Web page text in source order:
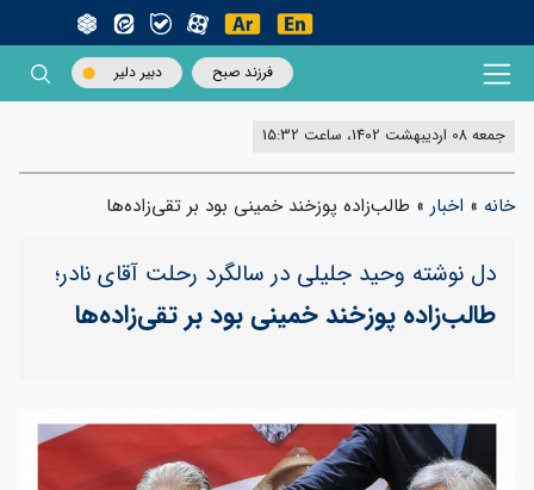
فرزند صبح دبیر دلیر
جمعه 08 اردیبهشت 1402، ساعت 15:32
خانه » اخبار » طالب‌زاده پوزخند خمینی بود بر تقی‌زاده‌ها
دل نوشته وحید جلیلی در سالگرد رحلت آقای نادر؛
طالب‌زاده پوزخند خمینی بود بر تقی‌زاده‌ها